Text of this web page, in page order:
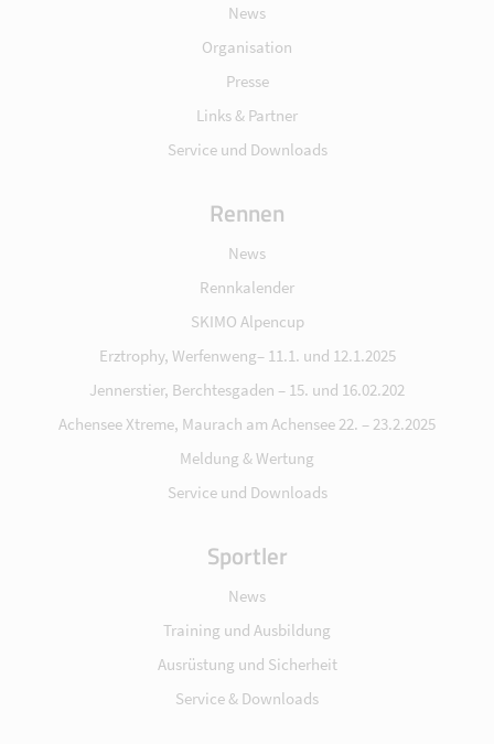
News
Organisation
Presse
Links & Partner
Service und Downloads
Rennen
News
Rennkalender
SKIMO Alpencup
Erztrophy, Werfenweng– 11.1. und 12.1.2025
Jennerstier, Berchtesgaden – 15. und 16.02.202
Achensee Xtreme, Maurach am Achensee 22. – 23.2.2025
Meldung & Wertung
Service und Downloads
Sportler
News
Training und Ausbildung
Ausrüstung und Sicherheit
Service & Downloads